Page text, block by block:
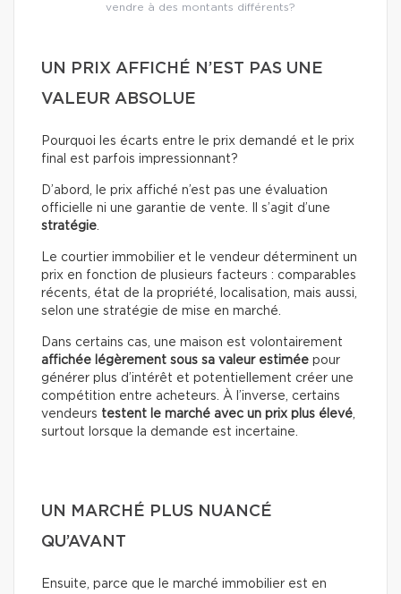
vendre à des montants différents?
UN PRIX AFFICHÉ N’EST PAS UNE
VALEUR ABSOLUE
Pourquoi les écarts entre le prix demandé et le prix
final est parfois impressionnant?
D’abord, le prix affiché n’est pas une évaluation
officielle ni une garantie de vente. Il s’agit d’une
stratégie.
Le courtier immobilier et le vendeur déterminent un
prix en fonction de plusieurs facteurs : comparables
récents, état de la propriété, localisation, mais aussi,
selon une stratégie de mise en marché.
Dans certains cas, une maison est volontairement
affichée légèrement sous sa valeur estimée pour
générer plus d’intérêt et potentiellement créer une
compétition entre acheteurs. À l’inverse, certains
vendeurs testent le marché avec un prix plus élevé,
surtout lorsque la demande est incertaine.
UN MARCHÉ PLUS NUANCÉ
QU’AVANT
Ensuite, parce que le marché immobilier est en